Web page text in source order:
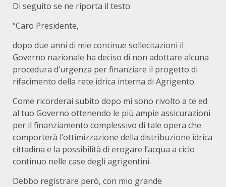
Di seguito se ne riporta il testo:
“Caro Presidente,
dopo due anni di mie continue sollecitazioni il
Governo nazionale ha deciso di non adottare alcuna
procedura d’urgenza per finanziare il progetto di
rifacimento della rete idrica interna di Agrigento.
Come ricorderai subito dopo mi sono rivolto a te ed
al tuo Governo ottenendo le più ampie assicurazioni
per il finanziamento complessivo di tale opera che
comporterà l’ottimizzazione della distribuzione idrica
cittadina e la possibilità di erogare l’acqua a ciclo
continuo nelle case degli agrigentini.
Debbo registrare però, con mio grande